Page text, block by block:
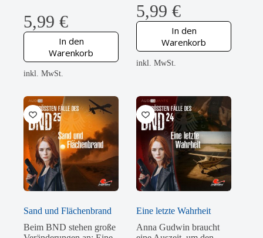
5,99 €
In den
Warenkorb
inkl. MwSt.
5,99€
In den
Warenkorb
inkl. MwSt.
Sand und Flächenbrand
Beim BND stehen große
Eine letzte Wahrheit
Anna Gudwin braucht